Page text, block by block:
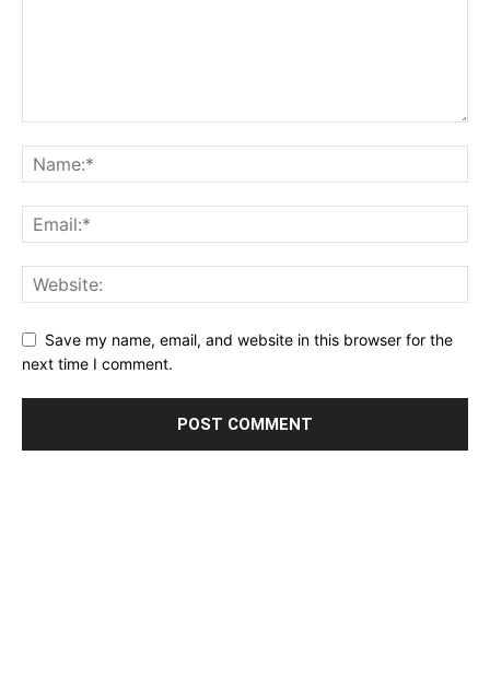
Save my name, email, and website in this browser for the
next time I comment.